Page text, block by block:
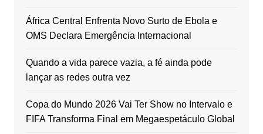
África Central Enfrenta Novo Surto de Ebola e
OMS Declara Emergência Internacional
Quando a vida parece vazia, a fé ainda pode
lançar as redes outra vez
Copa do Mundo 2026 Vai Ter Show no Intervalo e
FIFA Transforma Final em Megaespetáculo Global